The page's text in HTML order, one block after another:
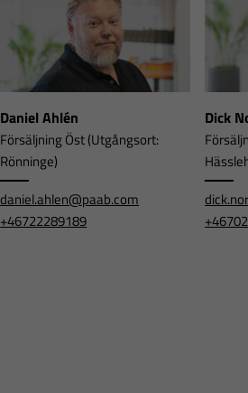
Daniel Ahlén
Försäljning Öst (Utgångsort:
Rönninge)
daniel.ahlen@paab.com
+46722289189
Dick